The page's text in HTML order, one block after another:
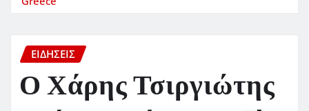
ΕΙΔΗΣΕΙΣ
Ο Χάρης Τσιργιώτης